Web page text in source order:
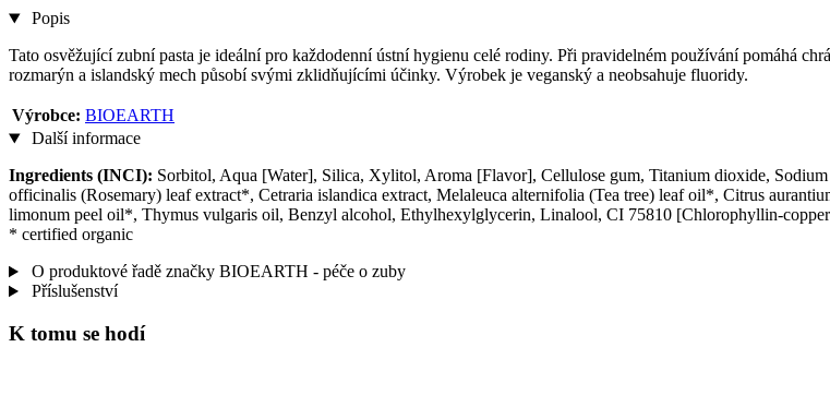
Popis
Tato osvěžující zubní pasta je ideální pro každodenní ústní hygienu celé rodiny. Při pravidelném používání pomáhá
rozmarýn a islandský mech působí svými zklidňujícími účinky. Výrobek je veganský a neobsahuje fluoridy.
Výrobce: BIOEARTH
Další informace
Ingredients (INCI): Sorbitol, Aqua [Water], Silica, Xylitol, Aroma [Flavor], Cellulose gum, Titanium dioxide,
officinalis (Rosemary) leaf extract*, Cetraria islandica extract, Melaleuca alternifolia (Tea tree) leaf oil*, Citrus
limonum peel oil*, Thymus vulgaris oil, Benzyl alcohol, Ethylhexylglycerin, Linalool, CI 75810 [Chlorophyllin-
* certified organic
O produktové řadě značky BIOEARTH - péče o zuby
Příslušenství
K tomu se hodí